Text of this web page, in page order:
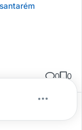
0 0